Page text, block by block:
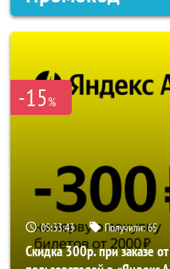
-15%
05:33:41 Получили:65
Скидка 300р. при заказе